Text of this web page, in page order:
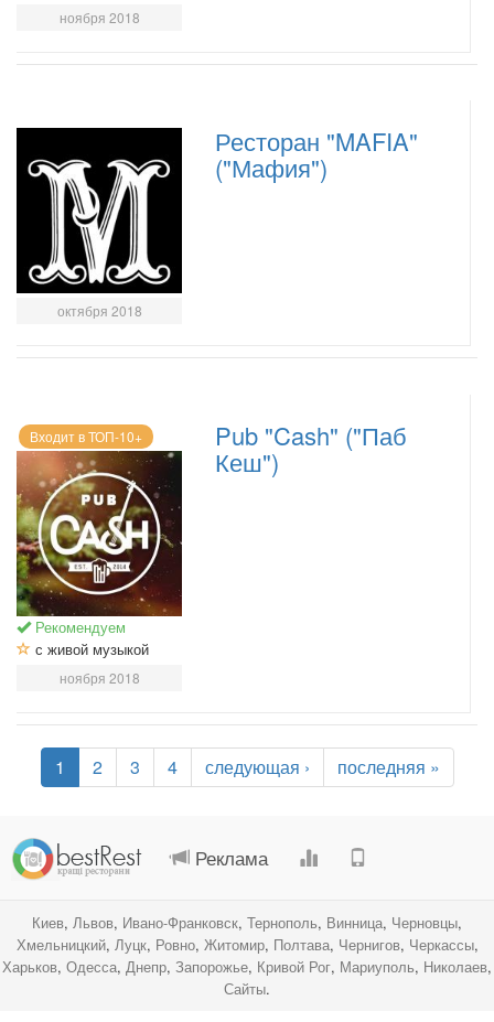
ноября 2018
октября 2018
Ресторан "MAFIA"
("Мафия")
Входит в ТОП-10+
Рекомендуем
с живой музыкой
ноября 2018
Pub "Cash" ("Паб
Кеш")
1 2 3 4 следующая › последняя »
Реклама
Киев, Львов, Ивано-Франковск, Тернополь, Винница, Черновцы,
Хмельницкий, Луцк, Ровно, Житомир, Полтава, Чернигов, Черкассы,
Харьков, Одесса, Днепр, Запорожье, Кривой Рог, Мариуполь, Николаев,
Сайты.